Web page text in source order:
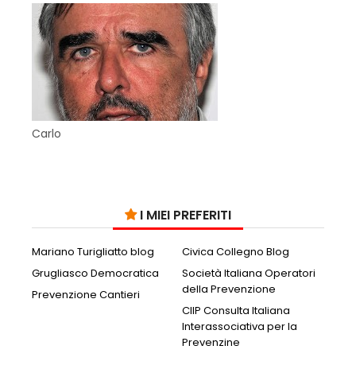
Carlo
I MIEI PREFERITI
Mariano Turigliatto blog
Civica Collegno Blog
Grugliasco Democratica
Società Italiana Operatori
della Prevenzione
Prevenzione Cantieri
CIIP Consulta Italiana
Interassociativa per la
Prevenzine